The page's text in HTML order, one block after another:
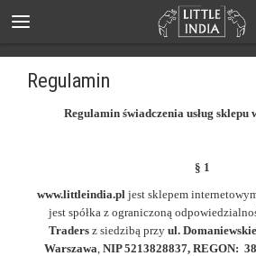
Regulamin
Regulamin świadczenia usług
§ 1
www.littleindia.pl jest sklepem
jest spółka z ograniczoną
Traders z siedzibą przy ul.
Warszawa, NIP 5213828837, REGON: